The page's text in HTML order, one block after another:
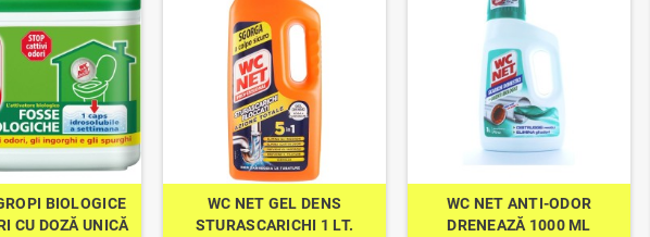
BIOLOGICE
CU DOZĂ UNICĂ
WC NET GEL DENS
STURASCARICHI 1 LT.
WC NET ANTI-ODOR
DRENEAZĂ 1000 ML